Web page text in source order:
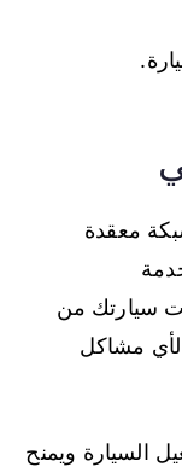
معقدة
سيارتك من
مشاكل
السيارة ويمنح